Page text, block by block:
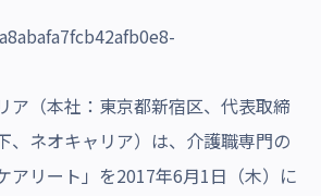
ア（本社：東京都新宿区、代表取締
ネオキャリア）は、介護職専門の
アリート」を2017年6月1日（木）に